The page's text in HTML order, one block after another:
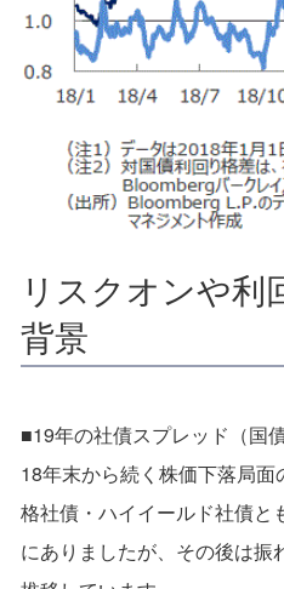
リスクオンや利
背景
■19年の社債スプレッド（国
18年末から続く株価下落局
格社債・ハイイールド社債と
にありましたが、その後は振